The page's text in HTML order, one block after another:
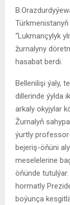
“Lukmançylyk
žurnalyny
hasabat berdi.
Bellenilişi ýaly,
dillerinde ýylda
arkaly okyjylar
Žurnalyň
ýurtly
bejeriş-öňüni
meselelerine
öňünde
hormatly
boýunça